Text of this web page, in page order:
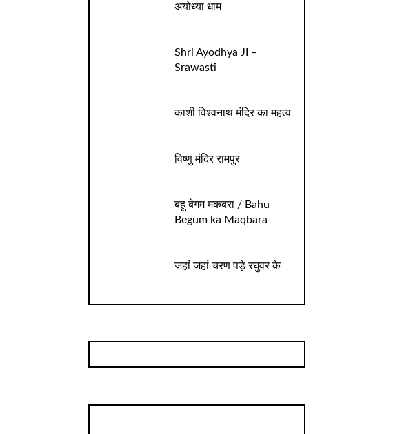
अयोध्या धाम
Shri Ayodhya JI –
Srawasti
काशी विश्वनाथ मंदिर का महत्व
विष्णु मंदिर रामपुर
बहू बेगम मकबरा / Bahu
Begum ka Maqbara
जहां जहां चरण पड़े रघुवर के